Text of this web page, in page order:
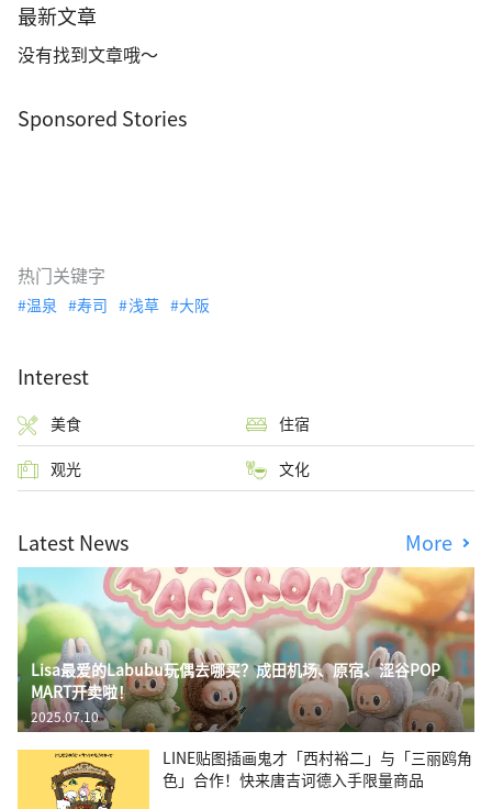
最新文章
没有找到文章哦～
Sponsored Stories
热门关键字
温泉 寿司 浅草 大阪
Interest
美食 住宿
观光 文化
Latest News More
Lisa最爱的Labubu玩偶去哪买？成田机场、原宿、涩谷POP
MART开卖啦！
2025.07.10
LINE贴图插画鬼才「西村裕二」与「三丽鸥角
色」合作！快来唐吉诃德入手限量商品